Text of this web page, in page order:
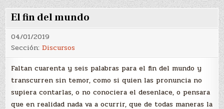
El fin del mundo
04/01/2019
Sección:Discursos
Faltan cuarenta y seis palabras para el fin del mundo y
transcurren sin temor, como si quien las pronuncia no
supiera contarlas, o no conociera el desenlace, o pensara
que en realidad nada va a ocurrir, que de todas maneras la